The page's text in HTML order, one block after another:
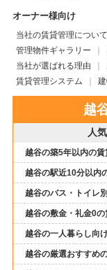
オーナー様向け
当社の賃貸管理について
管理物件ギャラリー
当社が選ばれる理由
賃貸管理システム
越
人
越谷の築5年以内の賃
越谷の駅近10分以内
越谷のバス・トイレ
越谷の敷金・礼金0の
越谷の一人暮らし向
越谷の厳選おすすめ